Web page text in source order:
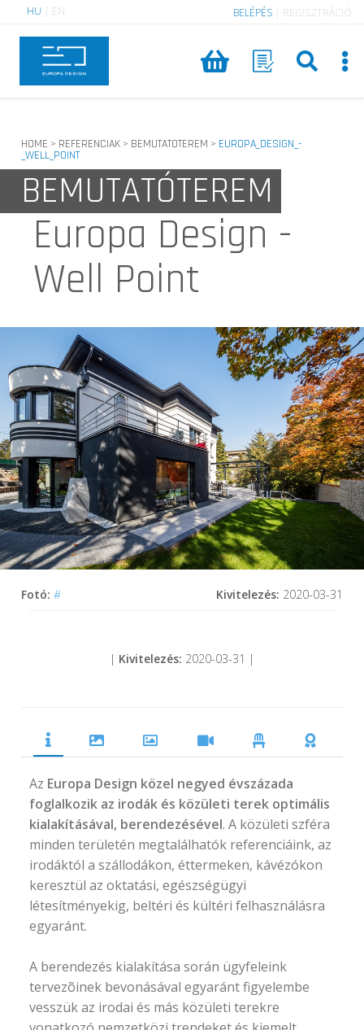
HU EN BELÉPÉS REGISZTRÁCIÓ
HOME > REFERENCIAK > BEMUTATOTEREM > EUROPA_DESIGN_-
_WELL_POINT
BEMUTATÓTEREM
Europa Design -
Well Point
Fotó:# Kivitelezés: 2020-03-31
| Kivitelezés: 2020-03-31 |
Az Europa Design közel negyed évszázada
foglalkozik az irodák és közületi terek optimális
kialakításával, berendezésével. A közületi szféra
minden területén megtalálhatók referenciáink, az
irodáktól a szállodákon, éttermeken, kávézókon
keresztül az oktatási, egészségügyi
létesítményekig, beltéri és kültéri felhasználásra
egyaránt.
A berendezés kialakítása során ügyfeleink
tervezõinek bevonásával egyaránt figyelembe
vesszük az irodai és más közületi terekre